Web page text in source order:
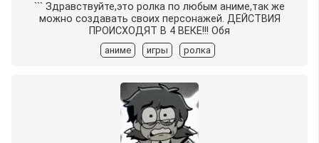
```️ Здравствуйте,это ролка по любым аниме,так же
можно создавать своих персонажей. ДЕЙСТВИЯ
ПРОИСХОДЯТ В 4 ВЕКЕ!!! Обя
аниме игры ролка